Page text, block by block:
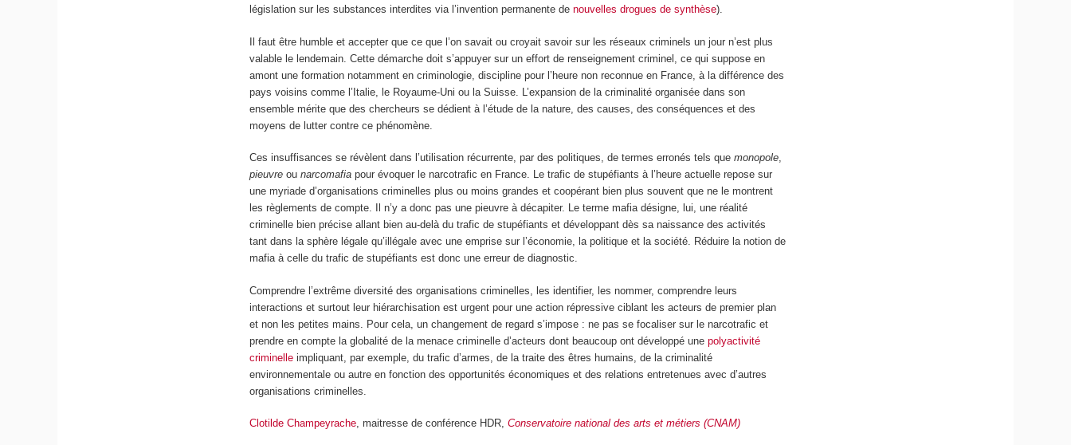
législation sur les substances interdites via l’invention permanente denouvelles drogues de synthèse).
Il faut être humble et accepter que ce que l’on savait ou croyait savoir sur les réseaux criminels un jour n’est plus
valable le lendemain. Cette démarche doit s’appuyer sur un effort de renseignement criminel, ce qui suppose en
amont une formation notamment en criminologie, discipline pour l’heure non reconnue en France, à la différence des
pays voisins comme l’Italie, le Royaume-Uni ou la Suisse. L’expansion de la criminalité organisée dans son
ensemble mérite que des chercheurs se dédient à l’étude de la nature, des causes, des conséquences et des
moyens de lutter contre ce phénomène.
Ces insuffisances se révèlent dans l’utilisation récurrente, par des politiques, de termes erronés tels quemonopole,
pieuvre ounarcomafia pour évoquer le narcotrafic en France. Le trafic de stupéfiants à l’heure actuelle repose sur
une myriade d’organisations criminelles plus ou moins grandes et coopérant bien plus souvent que ne le montrent
les règlements de compte. Il n’y a donc pas une pieuvre à décapiter. Le terme mafia désigne, lui, une réalité
criminelle bien précise allant bien au-delà du trafic de stupéfiants et développant dès sa naissance des activités
tant dans la sphère légale qu’illégale avec une emprise sur l’économie, la politique et la société. Réduire la notion de
mafia à celle du trafic de stupéfiants est donc une erreur de diagnostic.
Comprendre l’extrême diversité des organisations criminelles, les identifier, les nommer, comprendre leurs
interactions et surtout leur hiérarchisation est urgent pour une action répressive ciblant les acteurs de premier plan
et non les petites mains. Pour cela, un changement de regard s’impose : ne pas se focaliser sur le narcotrafic et
prendre en compte la globalité de la menace criminelle d’acteurs dont beaucoup ont développé unepolyactivité
criminelle impliquant, par exemple, du trafic d’armes, de la traite des êtres humains, de la criminalité
environnementale ou autre en fonction des opportunités économiques et des relations entretenues avec d’autres
organisations criminelles.
Clotilde Champeyrache, maitresse de conférence HDR,Conservatoire national des arts et métiers (CNAM)